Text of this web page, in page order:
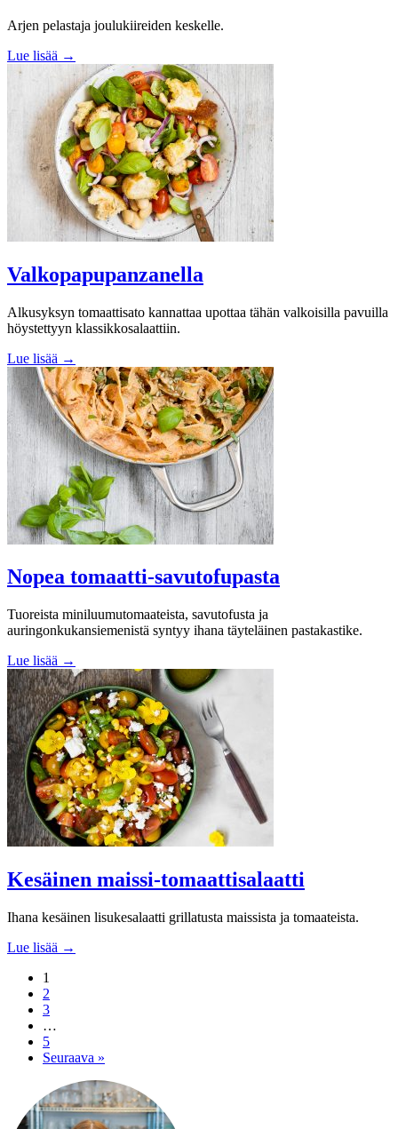
Arjen pelastaja joulukiireiden keskelle.
Lue lisää →
Valkopapupanzanella
Alkusyksyn tomaattisato kannattaa upottaa tähän valkoisilla pavuilla
höystettyyn klassikkosalaattiin.
Lue lisää →
Nopea tomaatti-savutofupasta
Tuoreista miniluumutomaateista, savutofusta ja
auringonkukansiemenistä syntyy ihana täyteläinen pastakastike.
Lue lisää →
Kesäinen maissi-tomaattisalaatti
Ihana kesäinen lisukesalaatti grillatusta maissista ja tomaateista.
Lue lisää →
1
2
3
…
5
Seuraava »